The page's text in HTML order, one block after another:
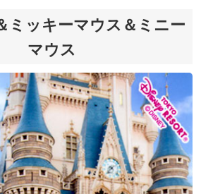
ミッキーマウス＆ミニー
マウス